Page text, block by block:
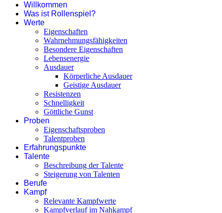
Willkommen
Was ist Rollenspiel?
Werte
Eigenschaften
Wahrnehmungsfähigkeiten
Besondere Eigenschaften
Lebensenergie
Ausdauer
Körperliche Ausdauer
Geistige Ausdauer
Resistenzen
Schnelligkeit
Göttliche Gunst
Proben
Eigenschaftsproben
Talentproben
Erfahrungspunkte
Talente
Beschreibung der Talente
Steigerung von Talenten
Berufe
Kampf
Relevante Kampfwerte
Kampfverlauf im Nahkampf